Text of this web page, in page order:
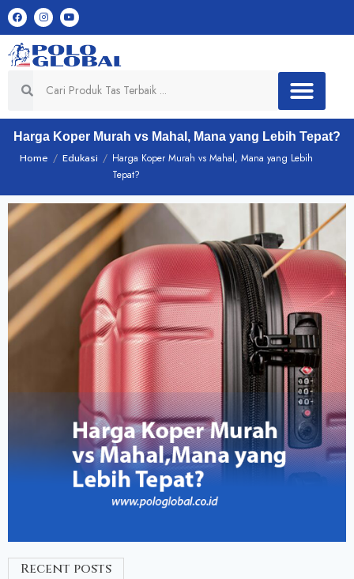
Harga Koper Murah vs Mahal, Mana yang Lebih Tepat?
Home / Edukasi / Harga Koper Murah vs Mahal, Mana yang Lebih
Tepat?
Recent posts